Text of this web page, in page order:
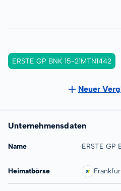
ERSTE GP BNK 15-21MTN1442
Neuer
Unternehmensdaten
Name ERSTE GP
Heimatbörse